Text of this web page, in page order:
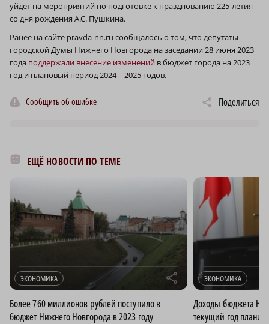
уйдет на мероприятий по подготовке к празднованию 225-летия
со дня рождения А.С. Пушкина.
Ранее на сайте pravda-nn.ru сообщалось о том, что депутаты
городской Думы Нижнего Новгорода на заседании 28 июня 2023
года поддержали внесение изменений в бюджет города на 2023
год и плановый период 2024 – 2025 годов.
Сообщить об ошибке Поделиться
ЕЩЁ НОВОСТИ ПО ТЕМЕ
ЭКОНОМИКА r
Более 760 миллионов рублей поступило в
бюджет Нижнего Новгорода в 2023 году
ЭКОНОМИКА
Доходы бюджета
текущий год